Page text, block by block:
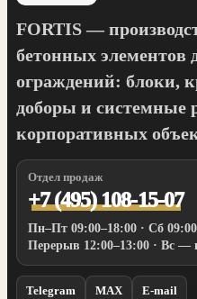
FORTIS —
бетонных элементов
ограждений: блоки,
доборы и системные
корпоративных
Отдел продаж
+7 (495) 108-15-07
Пн–Пт 09:00–18:00 · Сб
Перерыв 12:00–13:00 · Вс —
Telegram MAX E-mail